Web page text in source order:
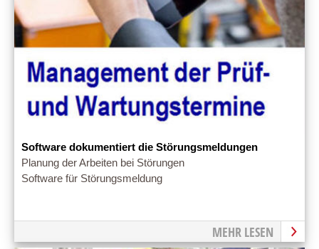
Software dokumentiert die Störungsmeldungen
Planung der Arbeiten bei Störungen
Software für Störungsmeldung
MEHR LESEN